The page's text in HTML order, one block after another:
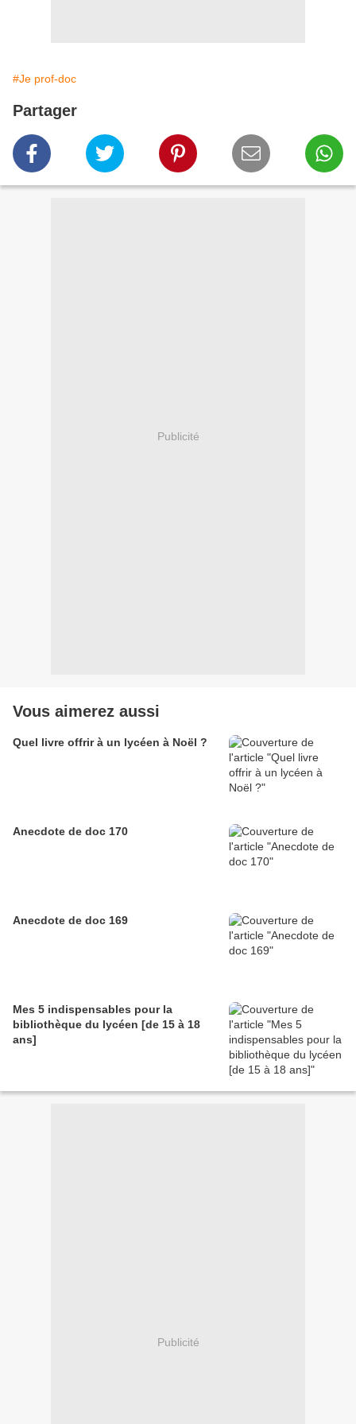
#Je prof-doc
Partager
Publicité
Vous aimerez aussi
Quel livre offrir à un lycéen à Noël ?
Anecdote de doc 170
Anecdote de doc 169
Mes 5 indispensables pour la
bibliothèque du lycéen [de 15 à 18
ans]
Publicité